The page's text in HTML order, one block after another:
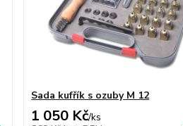
Sada kufřík s ozuby M 12
1 050 Kč/ks